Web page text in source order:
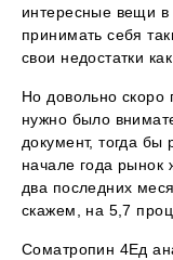
интересные вещи
принимать себя
свои недостатки
Но довольно скоро
нужно было
документ, тогда
начале года рынок
два последних
скажем, на 5,7
Cоматропин 4Ед